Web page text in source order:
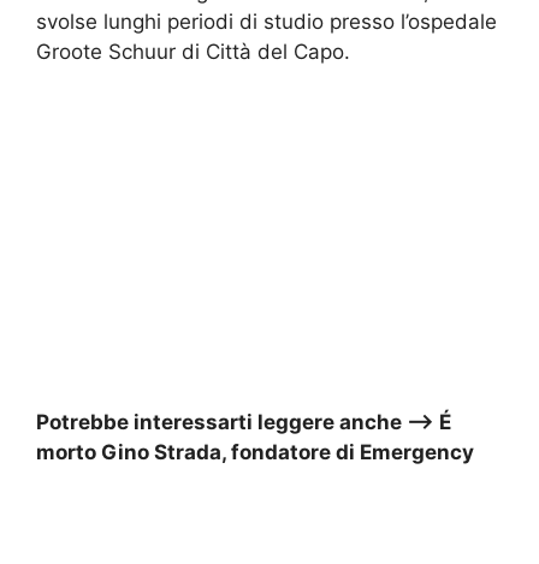
svolse lunghi periodi di studio presso l’ospedale
Groote Schuur di Città del Capo.
Potrebbe interessarti leggere anche –> É
morto Gino Strada, fondatore di Emergency